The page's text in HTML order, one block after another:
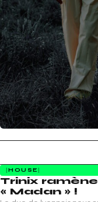
HOUSE
Trinix
« Madan » !